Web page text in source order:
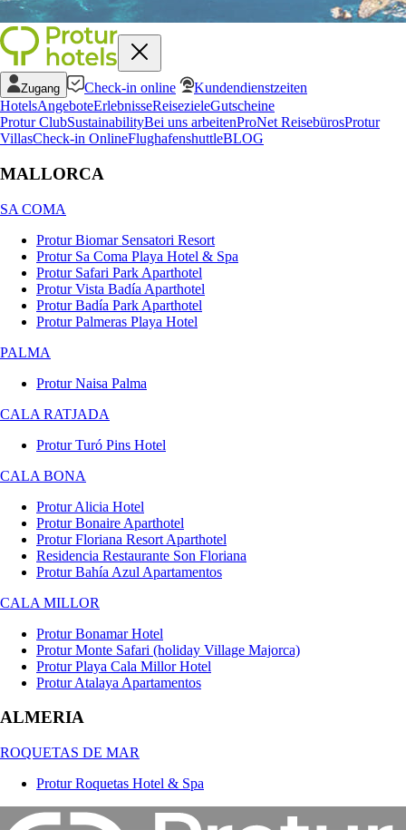
Zugang Check-in online
Kundendienstzeiten
HotelsAngeboteErlebnisseReisezieleGutscheine
Protur ClubSustainabilityBei uns arbeitenProNet ReisebürosProtur
VillasCheck-in OnlineFlughafenshuttleBLOG
MALLORCA
SA COMA
Protur Biomar Sensatori Resort
Protur Sa Coma Playa Hotel & Spa
Protur Safari Park Aparthotel
Protur Vista Badía Aparthotel
Protur Badía Park Aparthotel
Protur Palmeras Playa Hotel
PALMA
Protur Naisa Palma
CALA RATJADA
Protur Turó Pins Hotel
CALA BONA
Protur Alicia Hotel
Protur Bonaire Aparthotel
Protur Floriana Resort Aparthotel
Residencia Restaurante Son Floriana
Protur Bahía Azul Apartamentos
CALA MILLOR
Protur Bonamar Hotel
Protur Monte Safari (holiday Village Majorca)
Protur Playa Cala Millor Hotel
Protur Atalaya Apartamentos
ALMERIA
ROQUETAS DE MAR
Protur Roquetas Hotel & Spa